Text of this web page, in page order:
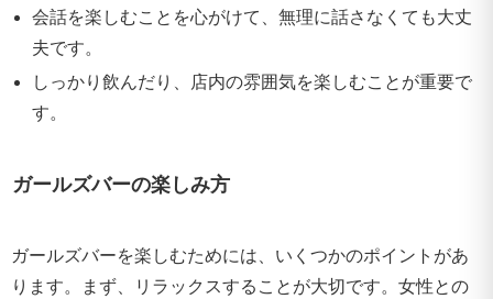
会話を楽しむことを心がけて、無理に話さなくても大丈
夫です。
しっかり飲んだり、店内の雰囲気を楽しむことが重要で
す。
ガールズバーの楽しみ方
ガールズバーを楽しむためには、いくつかのポイントがあ
ります。まず、リラックスすることが大切です。女性との